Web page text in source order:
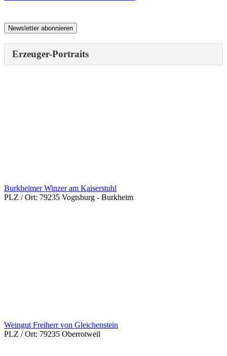
Erzeuger-Portraits
Burkheimer Winzer am Kaiserstuhl
PLZ / Ort: 79235 Vogtsburg - Burkheim
Weingut Freiherr von Gleichenstein
PLZ / Ort: 79235 Oberrotweil